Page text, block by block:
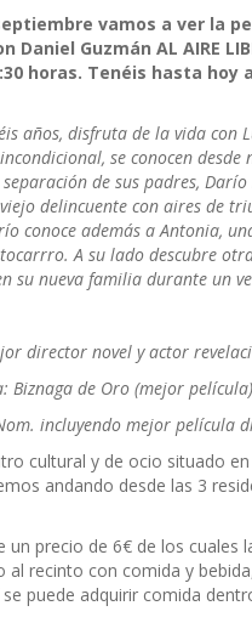
vamos a ver la
Daniel Guzmán AL AIRE
horas. Tenéis hasta
años, disfruta de la vida con
se conocen
de sus padres,
delincuente con aires de
conoce además a Antonia,
. A su lado descubre
su nueva familia durante un
director novel y actor
Biznaga de Oro (mejor
. incluyendo mejor película
cultural y de ocio situado
andando desde las 3
un precio de 6€ de los cuales
al recinto con comida y
puede adquirir comida